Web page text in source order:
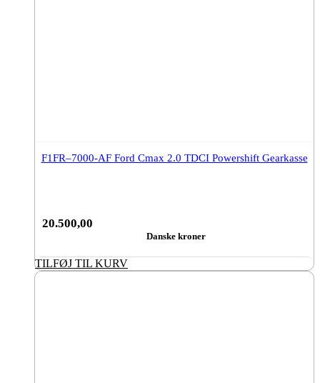
F1FR–7000-AF Ford Cmax 2.0 TDCI Powershift Gearkasse
20.500,00
Danske kroner
TILFØJ TIL KURV